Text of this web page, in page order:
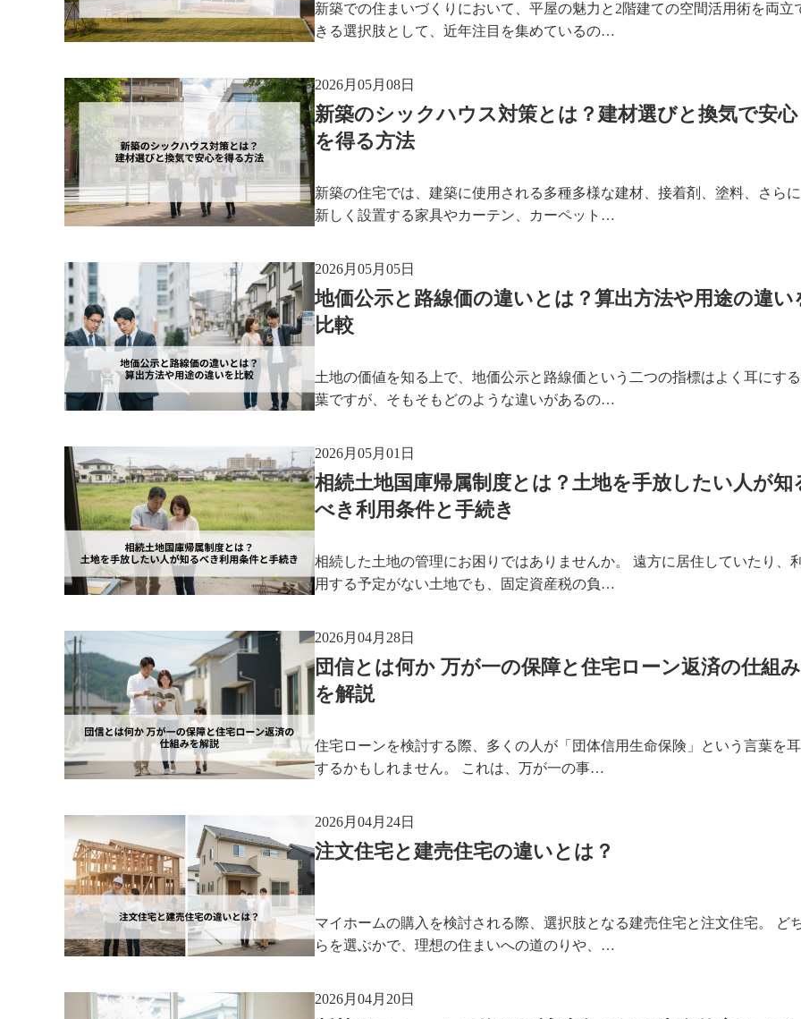
新築での住まいづくりにおいて、平屋の魅力と2階建ての空間活用術を両立
きる選択肢として、近年注目を集めているの…
2026月05月08日
新築のシックハウス対策とは？建材選びと換気で安心
を得る方法
新築の住宅では、建築に使用される多種多様な建材、接着剤、塗料、さら
新しく設置する家具やカーテン、カーペット…
2026月05月05日
地価公示と路線価の違いとは？算出方法や用途の違い
比較
土地の価値を知る上で、地価公示と路線価という二つの指標はよく耳にす
葉ですが、そもそもどのような違いがあるの…
2026月05月01日
相続土地国庫帰属制度とは？土地を手放したい人が知
べき利用条件と手続き
相続した土地の管理にお困りではありませんか。 遠方に居住していたり、利
用する予定がない土地でも、固定資産税の負…
2026月04月28日
団信とは何か 万が一の保障と住宅ローン返済の仕組み
を解説
住宅ローンを検討する際、多くの人が「団体信用生命保険」という言葉を
するかもしれません。 これは、万が一の事…
2026月04月24日
注文住宅と建売住宅の違いとは？
マイホームの購入を検討される際、選択肢となる建売住宅と注文住宅。 ど
らを選ぶかで、理想の住まいへの道のりや、…
2026月04月20日